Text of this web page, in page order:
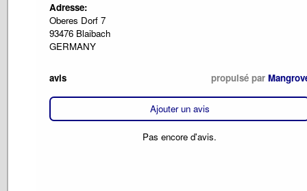
Adresse:
Oberes Dorf 7
93476 Blaibach
GERMANY
avis propulsé par
Ajouter un avis
Pas encore d'avis.